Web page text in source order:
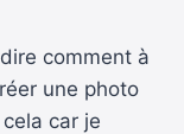
comment à
une photo
car je